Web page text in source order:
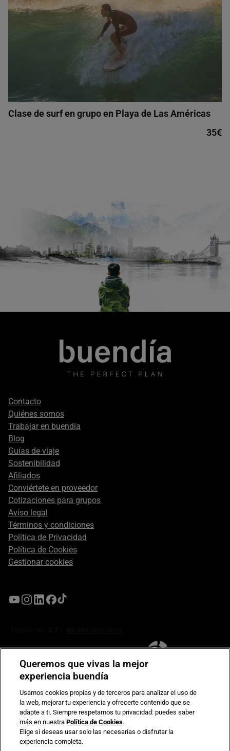
Clase de surf en grupo en Playa de Las Américas
35€
Footer
secondary
Contacto
Quiénes somos
Trabajar en buendía
Blog
Guías de viaje
Sostenibilidad
Afiliados
Conviértete en proveedor
Cotizaciones para grupos
Aviso legal
Términos y condiciones
Política de Privacidad
Política de Cookies
Gestionar cookies
Compromiso de seguridad en pagos electrónicos
Queremos que vivas la mejor
experiencia buendía
Usamos cookies propias y de terceros para analizar el uso de
la web, mejorar tu experiencia y ofrecerte contenido que se
adapte a ti. Siempre respetamos tu privacidad: puedes saber
más en nuestraPolítica de Cookies.
Elige si deseas usar solo las necesarias o disfrutar la
experiencia completa.